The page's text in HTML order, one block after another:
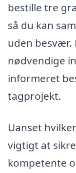
bestille tre
så du kan
uden besvær.
nødvendige
informeret
tagprojekt.
Uanset
vigtigt at
kompetente